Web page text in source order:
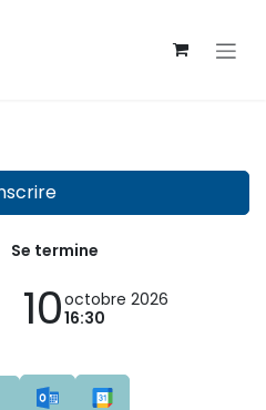
Se termine
10octobre 2026
16:30